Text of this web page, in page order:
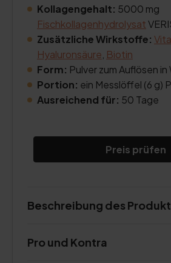
Kollagengehalt: 5000 mg
Fischkollagenhydrolysat
Zusätzliche Wirkstoffe:
Hyaluronsäure Biotin
Form: Pulver zum Auflösen in
Portion: ein Messlöffel (6 g)
Ausreichend für: 50 Tage
Preis prüfen
Beschreibung des
Pro und Kontra